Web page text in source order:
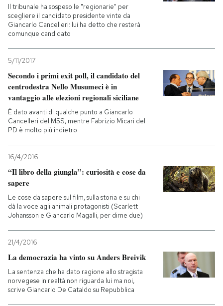
Il tribunale ha sospeso le "regionarie" per
scegliere il candidato presidente vinte da
Giancarlo Cancelleri: lui ha detto che resterà
comunque candidato
5/11/2017
Secondo i primi exit poll, il candidato del
centrodestra Nello Musumeci è in
vantaggio alle elezioni regionali siciliane
È dato avanti di qualche punto a Giancarlo
Cancelleri del M5S, mentre Fabrizio Micari del
PD è molto più indietro
16/4/2016
“Il libro della giungla”: curiosità e cose da
sapere
Le cose da sapere sul film, sulla storia e su chi
dà la voce agli animali protagonisti (Scarlett
Johansson e Giancarlo Magalli, per dirne due)
21/4/2016
La democrazia ha vinto su Anders Breivik
La sentenza che ha dato ragione allo stragista
norvegese in realtà non riguarda lui ma noi,
scrive Giancarlo De Cataldo su Repubblica